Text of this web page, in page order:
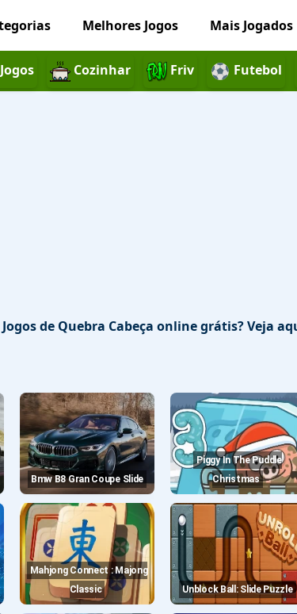
Melhores Jogos Mais Jogados
Cozinhar Friv Futebol
de Quebra Cabeça online grátis? Veja
Bmw B8 Gran Coupe Slide
Piggy In The Puddle
Christmas
Mahjong Connect : Majong
Classic
Unblock Ball: Slide Puzzle